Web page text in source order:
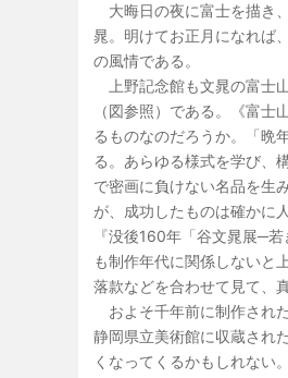
大晦日の夜に富士を描き
晁。明けてお正月になれば
の風情である。
上野記念館も文晁の富士
（図参照）である。《富
るものなのだろうか。「晩
る。あらゆる様式を学び、
で密画に負けない名品を生
が、成功したものは確かに
『没後160年「谷文晁展─
も制作年代に関係しないと
落款などを合わせて見て、
およそ千年前に制作された
静岡県立美術館に収蔵され
くなってくるかもしれない。